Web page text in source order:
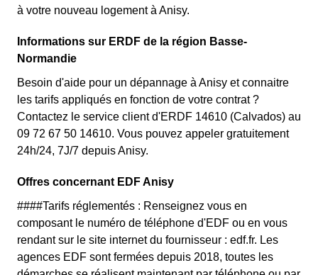
à votre nouveau logement à Anisy.
Informations sur ERDF de la région Basse-
Normandie
Besoin d'aide pour un dépannage à Anisy et connaitre
les tarifs appliqués en fonction de votre contrat ?
Contactez le service client d'ERDF 14610 (Calvados) au
09 72 67 50 14610. Vous pouvez appeler gratuitement
24h/24, 7J/7 depuis Anisy.
Offres concernant EDF Anisy
####Tarifs réglementés : Renseignez vous en
composant le numéro de téléphone d'EDF ou en vous
rendant sur le site internet du fournisseur : edf.fr. Les
agences EDF sont fermées depuis 2018, toutes les